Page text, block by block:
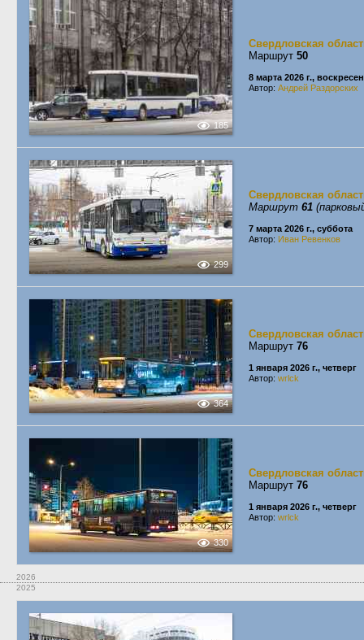
185
Свердловская
Маршрут 50
8 марта 2026 г.,
Автор: Андрей Раздорских
299
Свердловская
Маршрут 61
7 марта 2026 г., суббота
Автор: Иван Ревенков
364
Свердловская
Маршрут 76
1 января 2026 г., четверг
Автор: wrlck
330
Свердловская
Маршрут 76
1 января 2026 г., четверг
Автор: wrlck
2026
2025